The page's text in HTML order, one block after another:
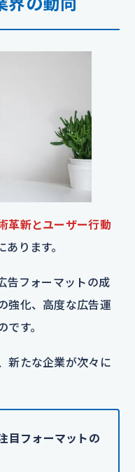
革新とユーザー行動
ります。
告フォーマットの成
強化、高度な広告運
す。
新たな企業が次々に
目フォーマットの